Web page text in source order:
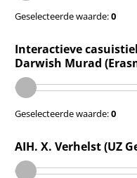
Geselecteerde waarde:0
Interactieve
Darwish Murad
Geselecteerde waarde:0
AIH. X. Verhelst (UZ